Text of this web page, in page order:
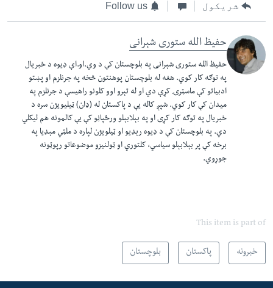
شریکول Follow us
حفیظ الله ستوری شېرانی
حفیظ الله ستوری شېرانی په بلوچستان کې د وي.او.اې ډیوه د خبریال
په توګه کار کوي. هغه له بلوچستان پوهنتون څخه په جرنلزم او پښتو
ادبیاتو کې ماسټرۍ کړې دي او له تېرو اوو کلونو راهیسې د جرنلزم په
میدان کې کار کوي. شپږ کاله یې د پاکستان له (ډان) ټیلیویژن سره د
خبریال په توګه کار کړی او په بېلابېلو ورځپاڼو کې یې کالمونه هم لیکلي
دي. په بلوچستان کې د ډیوه رېډیو او ټیلویژن لپاره د ملټي مېډیا په
برخه کې پر بېلابېلو سیاسي، کلتوري او ټولنیزو موضوعاتو رپوټونه
جوړوي.
This item is part of
خبرونه پاکستان بلوچستان